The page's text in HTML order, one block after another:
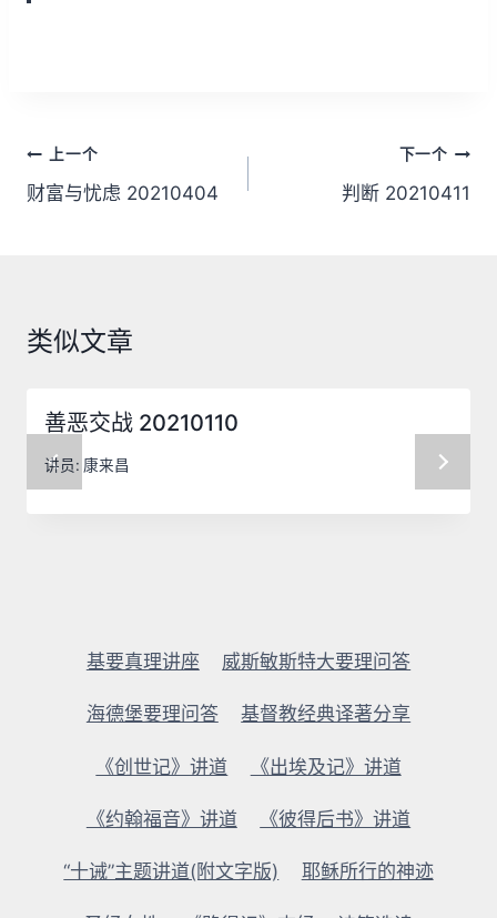
文
章
上一个
财富与忧虑 20210404
下一个
判断 20210411
类似文章
善恶交战 20210110
讲员: 康来昌
基要真理讲座 威斯敏斯特大要理问答
海德堡要理问答 基督教经典译著分享
《创世记》讲道 《出埃及记》讲道
《约翰福音》讲道 《彼得后书》讲道
“十诫”主题讲道(附文字版) 耶稣所行的神迹